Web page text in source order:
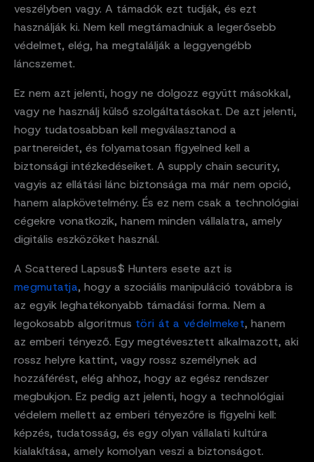
veszélyben vagy. A támadók ezt tudják, és ezt
használják ki. Nem kell megtámadniuk a legerősebb
védelmet, elég, ha megtalálják a leggyengébb
láncszemet.
Ez nem azt jelenti, hogy ne dolgozz együtt másokkal,
vagy ne használj külső szolgáltatásokat. De azt jelenti,
hogy tudatosabban kell megválasztanod a
partnereidet, és folyamatosan figyelned kell a
biztonsági intézkedéseiket. A supply chain security,
vagyis az ellátási lánc biztonsága ma már nem opció,
hanem alapkövetelmény. És ez nem csak a technológiai
cégekre vonatkozik, hanem minden vállalatra, amely
digitális eszközöket használ.
A Scattered Lapsus$ Hunters esete azt is
megmutatja, hogy a szociális manipuláció továbbra is
az egyik leghatékonyabb támadási forma. Nem a
legokosabb algoritmus töri át a védelmeket, hanem
az emberi tényező. Egy megtévesztett alkalmazott, aki
rossz helyre kattint, vagy rossz személynek ad
hozzáférést, elég ahhoz, hogy az egész rendszer
megbukjon. Ez pedig azt jelenti, hogy a technológiai
védelem mellett az emberi tényezőre is figyelni kell:
képzés, tudatosság, és egy olyan vállalati kultúra
kialakítása, amely komolyan veszi a biztonságot.